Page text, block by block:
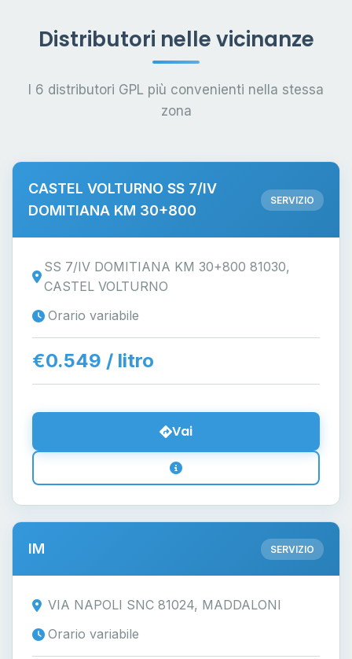
Distributori nelle vicinanze
I 6 distributori GPL più convenienti nella stessa
zona
CASTEL VOLTURNO SS 7/IV
DOMITIANA KM 30+800
SERVIZIO
SS 7/IV DOMITIANA KM 30+800 81030,
CASTEL VOLTURNO
Orario variabile
€0.549 / litro
Vai
IM SERVIZIO
VIA NAPOLI SNC 81024, MADDALONI
Orario variabile